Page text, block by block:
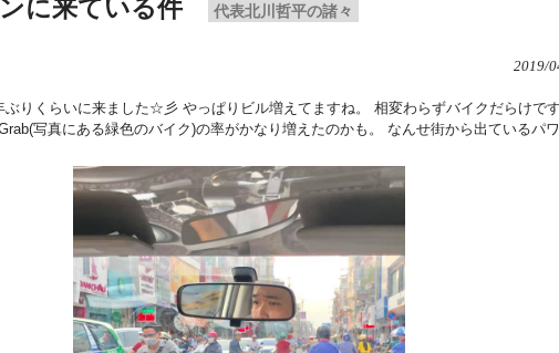
に来ている件 代表北川哲平の諸々
2019/
ぶりくらいに来ました☆彡 やっぱりビル増えてますね。 相変わらずバイクだらけです
写真にある緑色のバイク)の率がかなり増えたのかも。 なんせ街から出ているパ